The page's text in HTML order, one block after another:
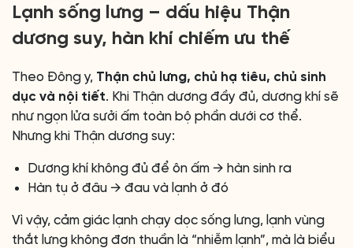
Lạnh sống lưng – dấu hiệu Thận
dương suy, hàn khí chiếm ưu thế
Theo Đông y, Thận chủ lưng, chủ hạ tiêu, chủ sinh
dục và nội tiết. Khi Thận dương đầy đủ, dương khí sẽ
như ngọn lửa sưởi ấm toàn bộ phần dưới cơ thể.
Nhưng khi Thận dương suy:
Dương khí không đủ để ôn ấm → hàn sinh ra
Hàn tụ ở đâu → đau và lạnh ở đó
Vì vậy, cảm giác lạnh chạy dọc sống lưng, lạnh vùng
thắt lưng không đơn thuần là “nhiễm lạnh”, mà là biểu